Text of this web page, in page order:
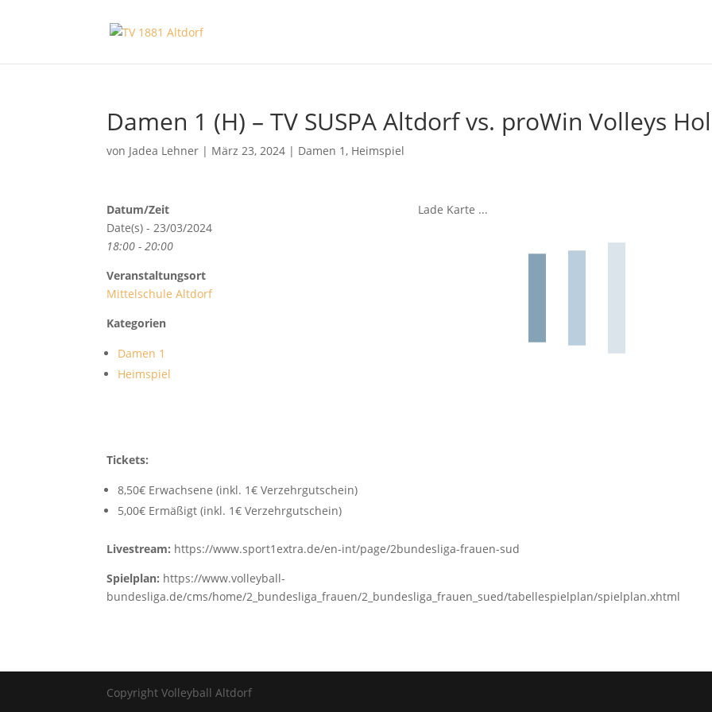
Damen 1 (H) – TV SUSPA Altdorf vs. proWin Volleys
von Jadea Lehner | März 23, 2024 | Damen 1, Heimspiel
Lade Karte ...
Datum/Zeit
Date(s) - 23/03/2024
18:00 - 20:00
Veranstaltungsort
Mittelschule Altdorf
Kategorien
Damen 1
Heimspiel
Tickets:
8,50€ Erwachsene (inkl. 1€ Verzehrgutschein)
5,00€ Ermäßigt (inkl. 1€ Verzehrgutschein)
Livestream: https://www.sport1extra.de/en-int/page/2bundesliga-frauen-sud
Spielplan: https://www.volleyball-
bundesliga.de/cms/home/2_bundesliga_frauen/2_bundesliga_frauen_sued/tabellespielplan/spielplan.xhtml
Copyright Volleyball Altdorf